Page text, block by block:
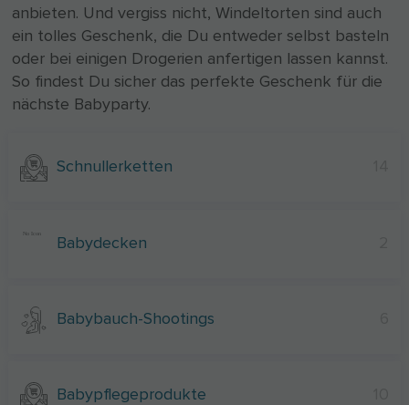
anbieten. Und vergiss nicht, Windeltorten sind auch
ein tolles Geschenk, die Du entweder selbst basteln
oder bei einigen Drogerien anfertigen lassen kannst.
So findest Du sicher das perfekte Geschenk für die
nächste Babyparty.
Schnullerketten
Babydecken
Babybauch-Shootings
Babypflegeprodukte